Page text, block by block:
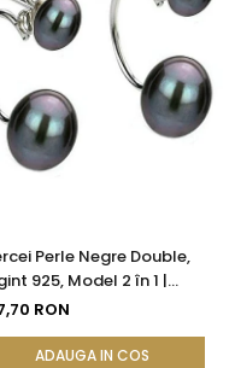
Perle Negre Double,
925, Model 2 în 1 |
RON
ADAUGA IN COS